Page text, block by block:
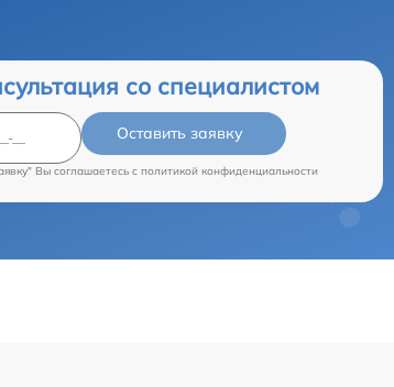
со специалистом
Оставить заявку
Вы соглашаетесь c политикой конфиденциальности